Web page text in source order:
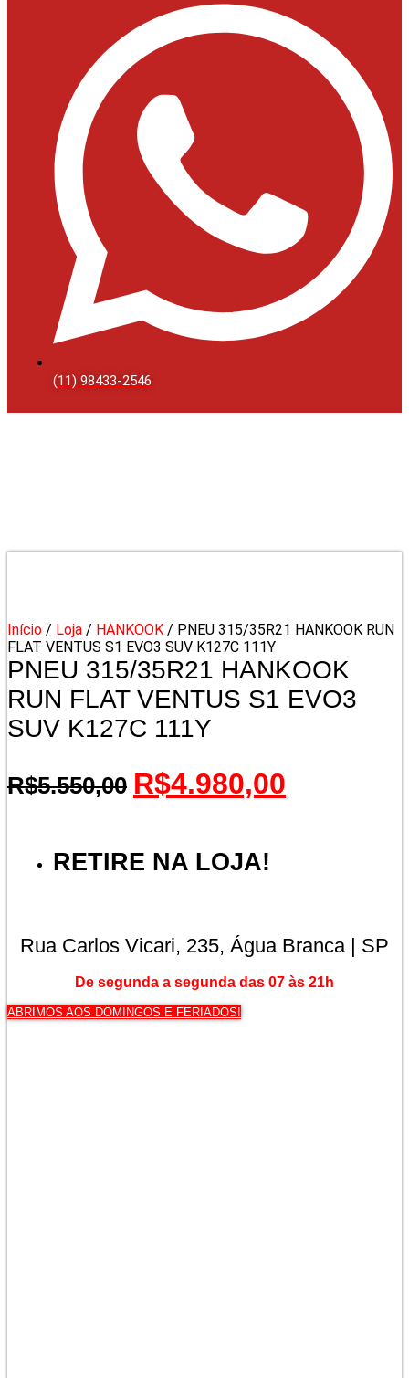
(11) 98433-2546
Início / Loja / HANKOOK / PNEU 315/35R21 HANKOOK RUN
FLAT VENTUS S1 EVO3 SUV K127C 111Y
PNEU 315/35R21 HANKOOK
RUN FLAT VENTUS S1 EVO3
SUV K127C 111Y
R$5.550,00 O
era:
R$4.980,00
RETIRE NA LOJA!
Rua Carlos Vicari, 235, Água Branca | SP
De segunda a segunda das 07 às 21h
ABRIMOS AOS DOMINGOS E FERIADOS!